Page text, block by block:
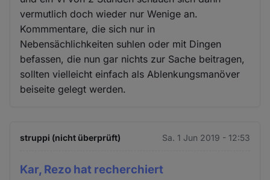
vermutlich doch wieder nur Wenige an.
Kommmentare, die sich nur in
Nebensächlichkeiten suhlen oder mit Dingen
befassen, die nun gar nichts zur Sache beitragen,
sollten vielleicht einfach als Ablenkungsmanöver
beiseite gelegt werden.
struppi (nicht überprüft) Sa. 1 Jun 2019 - 12:53
Kar, Rezo hat recherchiert